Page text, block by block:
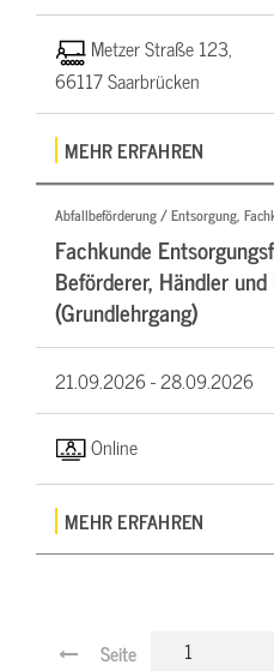
Metzer Straße 123,
66117 Saarbrücken
MEHR ERFAHREN
Abfallbeförderung / Entsorgung,
Fachkunde
Beförderer, Händler
(Grundlehrgang)
21.09.2026 -28.09.2026
Online
MEHR ERFAHREN
Seite